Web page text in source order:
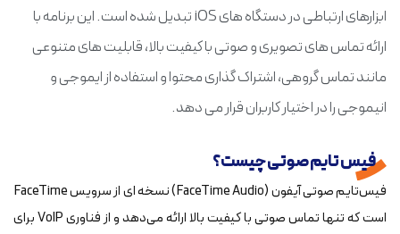
ابزارهای ارتباطی در دستگاه های iOS تبدیل شده است. این برنامه با
ارائه تماس های تصویری و صوتی با کیفیت بالا، قابلیت های متنوعی
مانند تماس گروهی، اشتراک گذاری محتوا و استفاده از ایموجی و
انیموجی را در اختیار کاربران قرار می دهد.
فیس تایم صوتی چیست؟
فیس‌تایم صوتی آیفون (FaceTime Audio) نسخه ای از سرویس FaceTime
است که تنها تماس صوتی با کیفیت بالا ارائه می‌دهد و از فناوری VoIP برای